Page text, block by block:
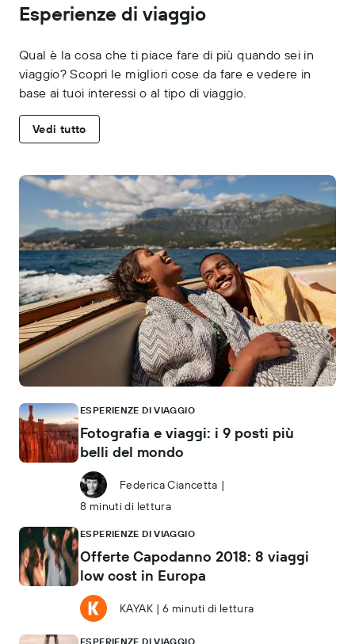
Esperienze di viaggio
Qual è la cosa che ti piace fare di più quando sei in
viaggio? Scopri le migliori cose da fare e vedere in
base ai tuoi interessi o al tipo di viaggio.
Vedi tutto
ESPERIENZE DI VIAGGIO
Fotografia e viaggi: i 9 posti più
belli del mondo
Federica Ciancetta |
8 minuti di lettura
ESPERIENZE DI VIAGGIO
Offerte Capodanno 2018: 8 viaggi
low cost in Europa
KAYAK | 6 minuti di lettura
ESPERIENZE DI VIAGGIO